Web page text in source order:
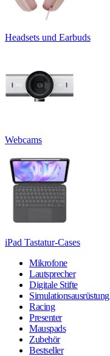
Headsets und Earbuds
Webcams
iPad Tastatur-Cases
Mikrofone
Lautsprecher
Digitale Stifte
Simulationsausrüstung
Racing
Presenter
Mauspads
Zubehör
Bestseller